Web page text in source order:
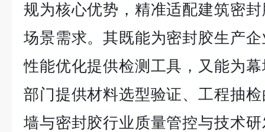
规为核心优势，精准适配建筑密
场景需求。其既能为密封胶生产
性能优化提供检测工具，又能为
部门提供材料选型验证、工程抽
墙与密封胶行业质量管控与技术